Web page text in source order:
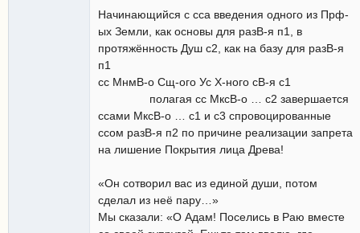
Начинающийся с сса введения одного из Прф-
ых Земли, как основы для разВ-я п1, в
протяжённость Душ с2, как на базу для разВ-я
п1
сс МнмВ-о Сщ-ого Ус Х-ного сВ-я с1
полагая сс МксВ-о … с2 завершается
ссами МксВ-о … с1 и с3 спровоцированные
ссом разВ-я п2 по причине реализации запрета
на лишение Покрытия лица Древа!
«Он сотворил вас из единой души, потом
сделал из неё пару…»
Мы сказали: «О Адам! Поселись в Раю вместе